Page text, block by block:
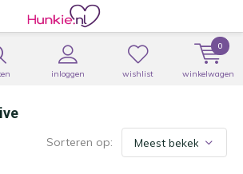
inloggen wishlist winkelwagen
0
Sorteren op: